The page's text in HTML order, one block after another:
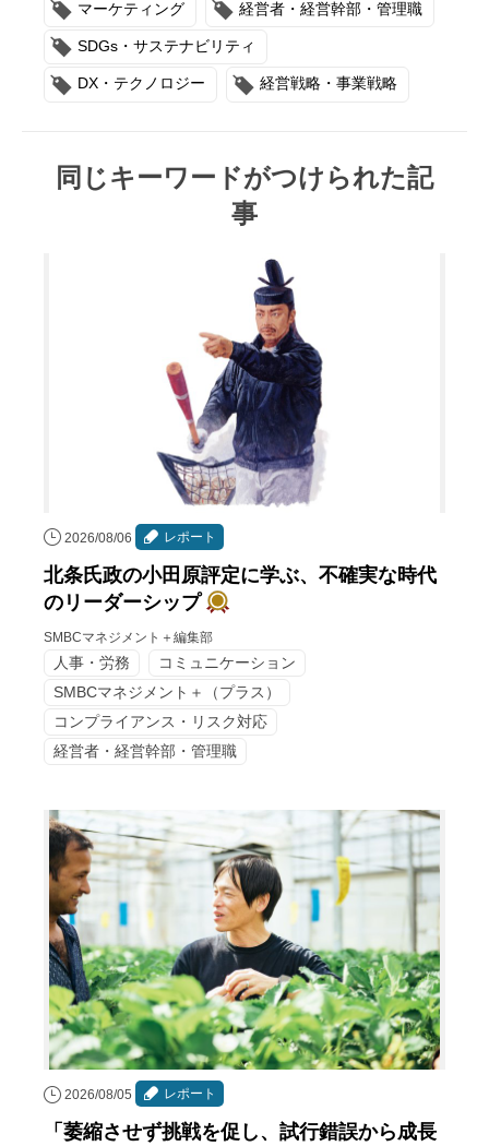
マーケティング 経営者・経営幹部・管理職
SDGs・サステナビリティ
DX・テクノロジー 経営戦略・事業戦略
同じキーワードがつけられた記
事
2026/08/06 レポート
北条氏政の小田原評定に学ぶ、不確実な時代
のリーダーシップ
SMBCマネジメント＋編集部
人事・労務
コミュニケーション
SMBCマネジメント＋（プラス）
コンプライアンス・リスク対応
経営者・経営幹部・管理職
2026/08/05 レポート
「萎縮させず挑戦を促し、試行錯誤から成長